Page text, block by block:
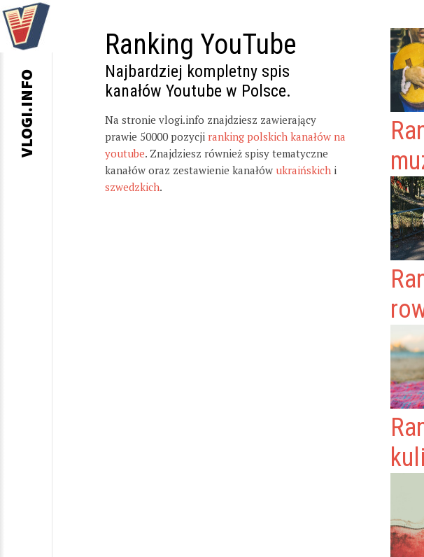
Ranking YouTube
Najbardziej kompletny spis
kanałów Youtube w Polsce.
Na stronie vlogi.info znajdziesz zawierający
prawie 50000 pozycji ranking polskich kanałów na
youtube. Znajdziesz również spisy tematyczne
kanałów oraz zestawienie kanałów ukraińskich i
szwedzkich.
VLOGI.INFO